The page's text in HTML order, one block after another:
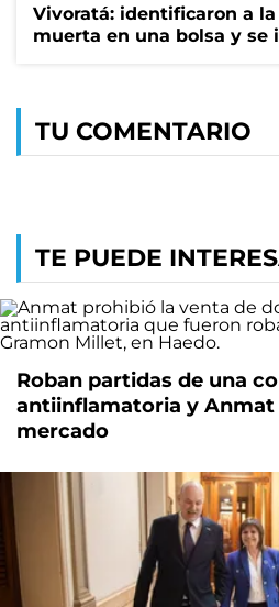
Vivoratá: identificaron a
muerta en una bolsa y se
TU COMENTARIO
TE PUEDE
Roban partidas de una
antiinflamatoria y Anmat
mercado